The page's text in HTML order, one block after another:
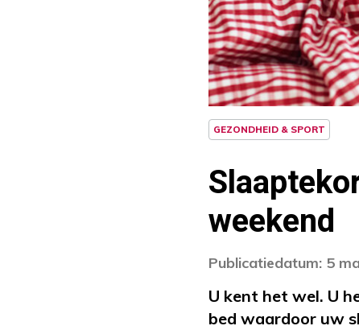
GEZONDHEID & SPORT
weekend
Publicatiedatum: 5
U kent het wel. U
bed waardoor uw